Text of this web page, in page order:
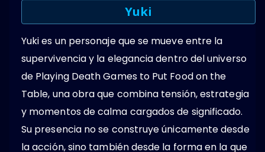
Yuki
Yuki es un personaje que se mueve entre la
supervivencia y la elegancia dentro del universo
de Playing Death Games to Put Food on the
Table, una obra que combina tensión, estrategia
y momentos de calma cargados de significado.
Su presencia no se construye únicamente desde
la acción, sino también desde la forma en la que